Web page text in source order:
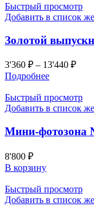
Быстрый просмотр
Добавить в список
Золотой
3'360 ₽ – 13'440 ₽
Подробнее
Быстрый просмотр
Добавить в список
Мини-фотозона
8'800 ₽
В корзину
Быстрый просмотр
Добавить в список